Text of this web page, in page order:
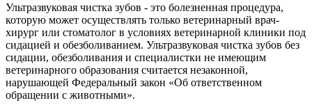
Ультразвуковая чистка зубов - это болезненная процедура,
которую может осуществлять только ветеринарный врач-
хирург или стоматолог в условиях ветеринарной клиники под
сидацией и обезболиванием. Ультразвуковая чистка зубов без
сидации, обезболивания и специалистки не имеющим
ветеринарного образования считается незаконной,
нарушающей Федеральный закон «Об ответственном
обращении с животными».